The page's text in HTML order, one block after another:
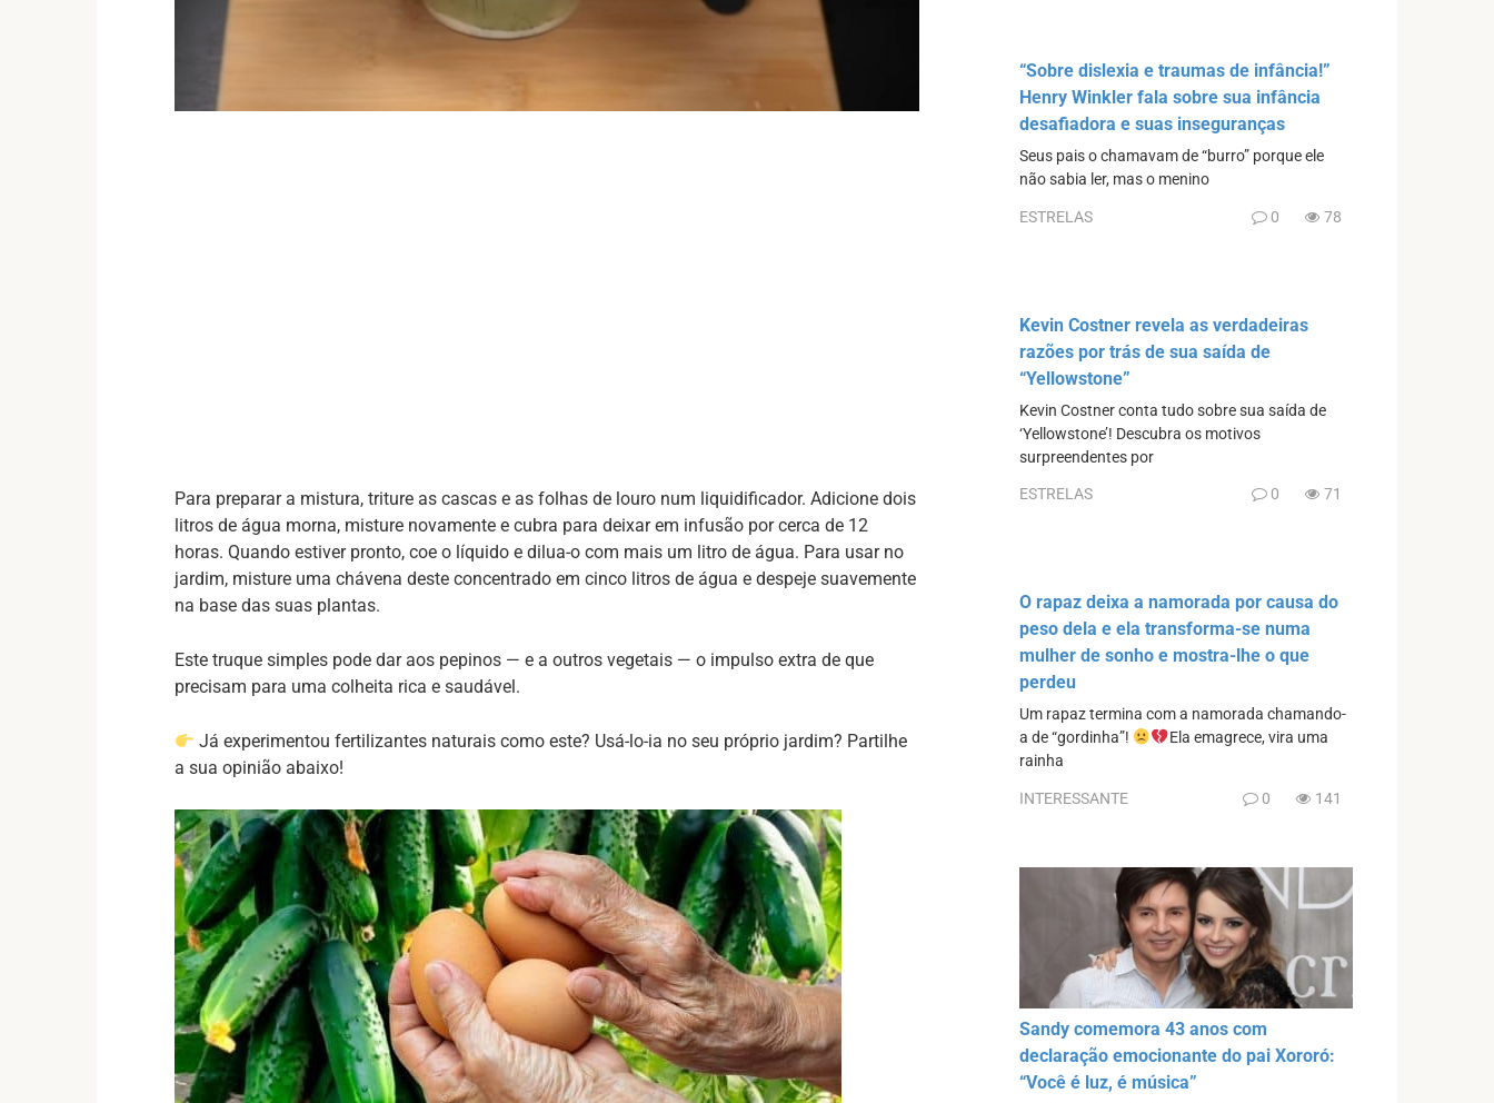
Para preparar a mistura, triture as cascas e as folhas de louro num liquidificador. Adicione dois
litros de água morna, misture novamente e cubra para deixar em infusão por cerca de 12
horas. Quando estiver pronto, coe o líquido e dilua-o com mais um litro de água. Para usar no
jardim, misture uma chávena deste concentrado em cinco litros de água e despeje suavemente
na base das suas plantas.
Este truque simples pode dar aos pepinos — e a outros vegetais — o impulso extra de que
precisam para uma colheita rica e saudável.
Já experimentou fertilizantes naturais como este? Usá-lo-ia no seu próprio jardim? Partilhe
a sua opinião abaixo!
“Sobre dislexia e traumas de infância!”
Henry Winkler fala sobre sua infância
desafiadora e suas inseguranças
Seus pais o chamavam de “burro” porque ele
não sabia ler, mas o menino
ESTRELAS 0 78
Kevin Costner revela as verdadeiras
razões por trás de sua saída de
“Yellowstone”
Kevin Costner conta tudo sobre sua saída de
‘Yellowstone’! Descubra os motivos
surpreendentes por
ESTRELAS 0 71
O rapaz deixa a namorada por causa do
peso dela e ela transforma-se numa
mulher de sonho e mostra-lhe o que
perdeu
Um rapaz termina com a namorada chamando-
a de “gordinha”!
Ela emagrece, vira uma
rainha
INTERESSANTE 0 141
Sandy comemora 43 anos com
declaração emocionante do pai Xororó:
“Você é luz, é música”